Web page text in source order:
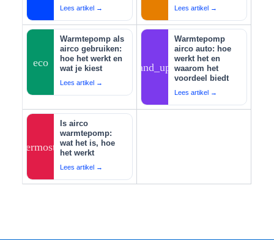
Lees artikel → Lees artikel →
eco
Warmtepomp als
airco gebruiken:
hoe het werkt en
wat je kiest
Lees artikel →
tips_and_updates
Warmtepomp
airco auto: hoe
werkt het en
waarom het
voordeel biedt
Lees artikel →
thermostat
Is airco
warmtepomp:
wat het is, hoe
het werkt
Lees artikel →